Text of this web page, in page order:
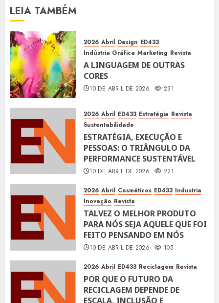
LEIA TAMBÉM
2026 Abril Design ED433
Indústria Gráfica Marketing Revista
A LINGUAGEM DE OUTRAS
CORES
10 DE ABRIL DE 2026 231
2026 Abril ED433 Estratégia Revista
Sustentabilidade
ESTRATÉGIA, EXECUÇÃO E
PESSOAS: O TRIÂNGULO DA
PERFORMANCE SUSTENTÁVEL
10 DE ABRIL DE 2026 221
2026 Abril Cosméticos ED433 Industria
Inovação Revista
TALVEZ O MELHOR PRODUTO
PARA NÓS SEJA AQUELE QUE FOI
FEITO PENSANDO EM NÓS
10 DE ABRIL DE 2026 105
2026 Abril ED433 Reciclagem Revista
POR QUE O FUTURO DA
RECICLAGEM DEPENDE DE
ESCALA, INCLUSÃO E